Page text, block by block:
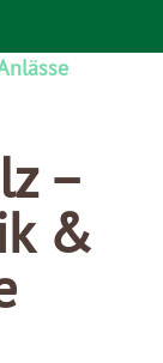
–
&